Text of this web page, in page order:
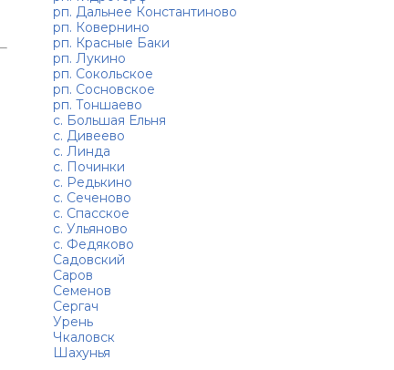
рп. Дальнее Константиново
рп. Ковернино
рп. Красные Баки
рп. Лукино
рп. Сокольское
рп. Сосновское
рп. Тоншаево
с. Большая Ельня
с. Дивеево
с. Линда
с. Починки
с. Редькино
с. Сеченово
с. Спасское
с. Ульяново
с. Федяково
Садовский
Саров
Семенов
Сергач
Урень
Чкаловск
Шахунья